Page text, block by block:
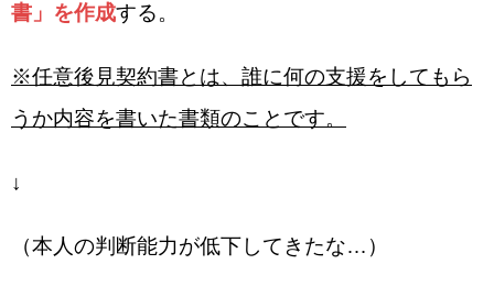
書」を作成する。
※任意後見契約書とは、誰に何の支援をしてもら
うか内容を書いた書類のことです。
↓
（本人の判断能力が低下してきたな…）